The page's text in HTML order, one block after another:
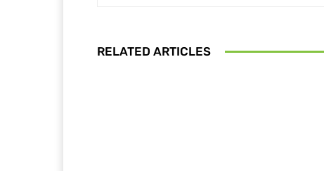
RELATED ARTICLES